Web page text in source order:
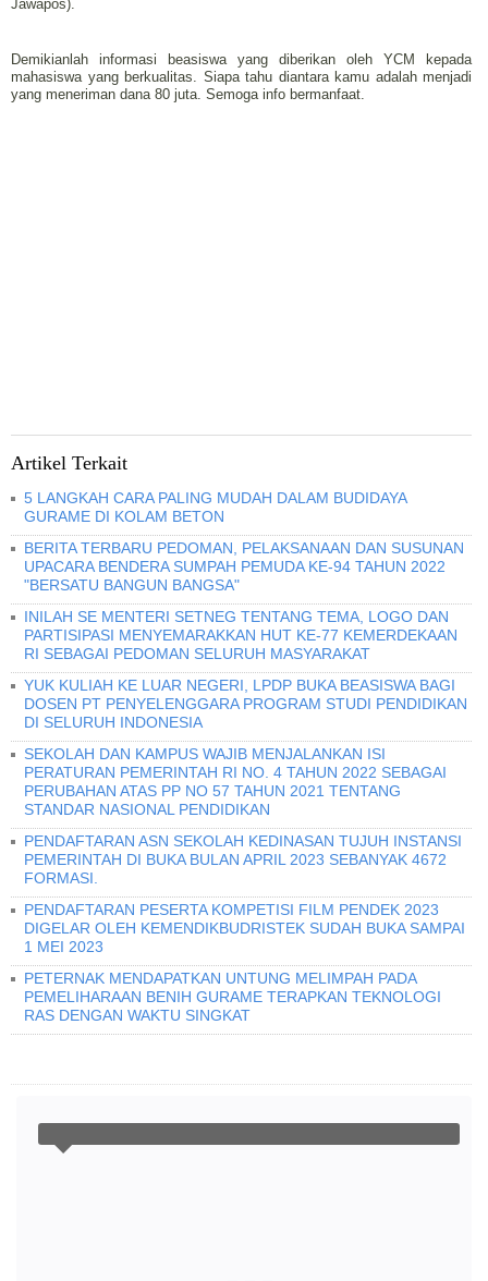
Jawapos).
Demikianlah informasi beasiswa yang diberikan oleh YCM kepada
mahasiswa yang berkualitas. Siapa tahu diantara kamu adalah menjadi
yang meneriman dana 80 juta. Semoga info bermanfaat.
Artikel Terkait
5 LANGKAH CARA PALING MUDAH DALAM BUDIDAYA
GURAME DI KOLAM BETON
BERITA TERBARU PEDOMAN, PELAKSANAAN DAN SUSUNAN
UPACARA BENDERA SUMPAH PEMUDA KE-94 TAHUN 2022
"BERSATU BANGUN BANGSA"
INILAH SE MENTERI SETNEG TENTANG TEMA, LOGO DAN
PARTISIPASI MENYEMARAKKAN HUT KE-77 KEMERDEKAAN
RI SEBAGAI PEDOMAN SELURUH MASYARAKAT
YUK KULIAH KE LUAR NEGERI, LPDP BUKA BEASISWA BAGI
DOSEN PT PENYELENGGARA PROGRAM STUDI PENDIDIKAN
DI SELURUH INDONESIA
SEKOLAH DAN KAMPUS WAJIB MENJALANKAN ISI
PERATURAN PEMERINTAH RI NO. 4 TAHUN 2022 SEBAGAI
PERUBAHAN ATAS PP NO 57 TAHUN 2021 TENTANG
STANDAR NASIONAL PENDIDIKAN
PENDAFTARAN ASN SEKOLAH KEDINASAN TUJUH INSTANSI
PEMERINTAH DI BUKA BULAN APRIL 2023 SEBANYAK 4672
FORMASI.
PENDAFTARAN PESERTA KOMPETISI FILM PENDEK 2023
DIGELAR OLEH KEMENDIKBUDRISTEK SUDAH BUKA SAMPAI
1 MEI 2023
PETERNAK MENDAPATKAN UNTUNG MELIMPAH PADA
PEMELIHARAAN BENIH GURAME TERAPKAN TEKNOLOGI
RAS DENGAN WAKTU SINGKAT